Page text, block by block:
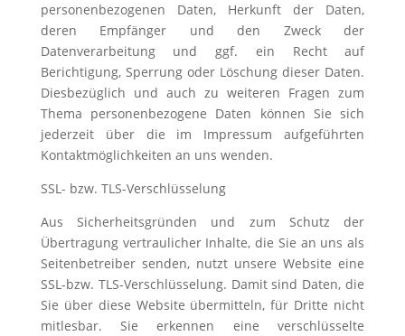
personenbezogenen Daten, Herkunft der Daten,
deren Empfänger und den Zweck der
Datenverarbeitung und ggf. ein Recht auf
Berichtigung, Sperrung oder Löschung dieser Daten.
Diesbezüglich und auch zu weiteren Fragen zum
Thema personenbezogene Daten können Sie sich
jederzeit über die im Impressum aufgeführten
Kontaktmöglichkeiten an uns wenden.
SSL- bzw. TLS-Verschlüsselung
Aus Sicherheitsgründen und zum Schutz der
Übertragung vertraulicher Inhalte, die Sie an uns als
Seitenbetreiber senden, nutzt unsere Website eine
SSL-bzw. TLS-Verschlüsselung. Damit sind Daten, die
Sie über diese Website übermitteln, für Dritte nicht
mitlesbar. Sie erkennen eine verschlüsselte